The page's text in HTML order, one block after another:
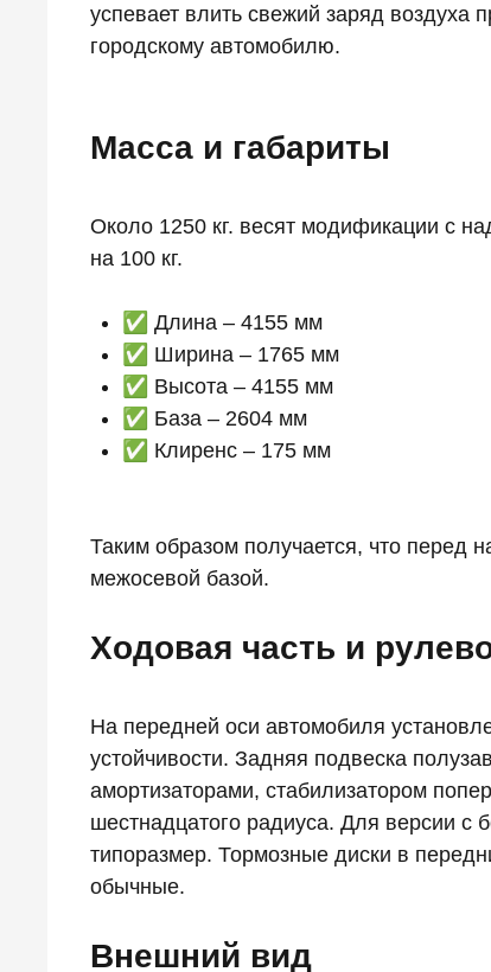
успевает влить свежий заряд воздуха
городскому автомобилю.
Масса и габариты
Около 1250 кг. весят модификации с
на 100 кг.
✅ Длина – 4155 мм
✅ Ширина – 1765 мм
✅ Высота – 4155 мм
✅ База – 2604 мм
✅ Клиренс – 175 мм
Таким образом получается, что перед
межосевой базой.
Ходовая часть и
На передней оси автомобиля
устойчивости. Задняя подвеска
амортизаторами, стабилизатором
шестнадцатого радиуса. Для версии с
типоразмер. Тормозные диски в
обычные.
Внешний вид